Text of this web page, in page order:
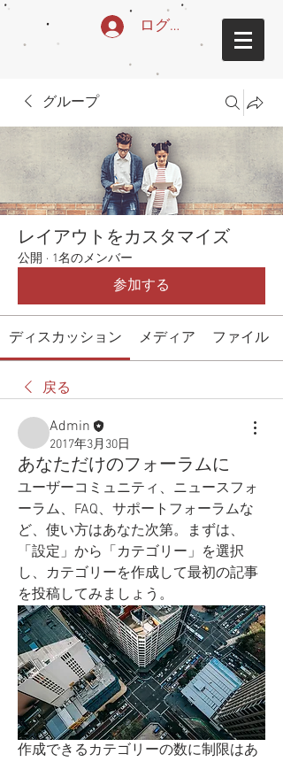
ログイン
グループ
レイアウトをカスタマイズ
公開 · 1名のメンバー
参加する
ディスカッション メディア ファイル
戻る
Admin
2017年3月30日
あなただけのフォーラムに
ユーザーコミュニティ、ニュースフォ
ーラム、FAQ、サポートフォーラムな
ど、使い方はあなた次第。まずは、
「設定」から「カテゴリー」を選択
し、カテゴリーを作成して最初の記事
を投稿してみましょう。
作成できるカテゴリーの数に制限はあ